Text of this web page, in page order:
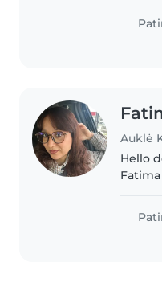
5–6
Prieš
Auklė
Hello
years